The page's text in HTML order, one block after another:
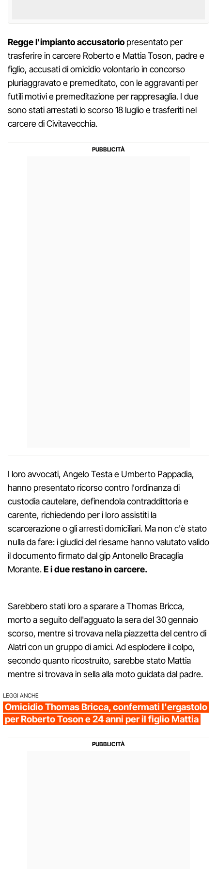
Regge l'impianto accusatorio presentato per
trasferire in carcere Roberto e Mattia Toson, padre e
figlio, accusati di omicidio volontario in concorso
pluriaggravato e premeditato, con le aggravanti per
futili motivi e premeditazione per rappresaglia. I due
sono stati arrestati lo scorso 18 luglio e trasferiti nel
carcere di Civitavecchia.
I loro avvocati, Angelo Testa e Umberto Pappadia,
hanno presentato ricorso contro l'ordinanza di
custodia cautelare, definendola contraddittoria e
carente, richiedendo per i loro assistiti la
scarcerazione o gli arresti domiciliari. Ma non c'è stato
nulla da fare: i giudici del riesame hanno valutato valido
il documento firmato dal gip Antonello Bracaglia
Morante.E i due restano in carcere.
Sarebbero stati loro a sparare a Thomas Bricca,
morto a seguito dell'agguato la sera del 30 gennaio
scorso, mentre si trovava nella piazzetta del centro di
Alatri con un gruppo di amici. Ad esplodere il colpo,
secondo quanto ricostruito, sarebbe stato Mattia
mentre si trovava in sella alla moto guidata dal padre.
LEGGI ANCHE
Omicidio Thomas Bricca, confermati l'ergastolo
per Roberto Toson e 24 anni per il figlio Mattia